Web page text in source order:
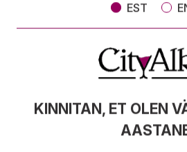
EST
KINNITAN, ET OLEN
15%
MAHT
0.7l
Hispaania
Liköör
28.56 €/l
KOGUS KASTIS
6